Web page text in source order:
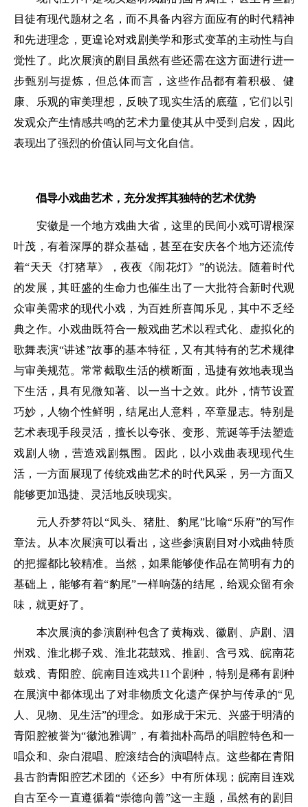
目徒有现代题材之名，而不具备内容方面应有的时代精神
和先进理念，更遑论对戏剧美学和形式变革的主动性与自
觉性了。此次展演的剧目虽然有些还需在这方面进行进一
步甄别与提炼，但总体而言，这些作品都有着积极、健
康、乐观的审美理想，反映了现实生活的底蕴，它们以引
发观众产生情感共鸣的艺术力量使其从中受到启发，因此
表现出了强烈的价值认同与文化自信。
倡导小戏曲艺术，充分发挥其独特的艺术优势
安徽是一个地方戏曲大省，这里的民间小戏可谓根深
叶茂，有着深厚的群众基础，甚至在安庆各个地方还流传
着“天天《打猪草》，夜夜《闹花灯》”的说法。随着时代
的发展，其旺盛的生命力也催生出了一大批符合新时代观
众审美需求的现代小戏，为百姓所喜闻乐见，其中不乏经
典之作。小戏曲既符合一般戏曲艺术以程式化、虚拟化的
歌舞表演“讲述”故事的基本特征，又有其特有的艺术规律
与审美规范。常常截取生活的横断面，迅捷有效地表现当
下生活，具有见微知著、以一当十之效。此外，情节设置
巧妙，人物个性鲜明，结尾出人意料，卒章显志。特别是
艺术表现手段灵活，擅长以夸张、变形、荒诞等手法塑造
戏剧人物，营造戏剧氛围。因此，以小戏曲表现现代生
活，一方面展现了传统戏曲艺术的时代风采，另一方面又
能够更加迅捷、灵活地反映现实。
元人乔梦符以“凤头、猪肚、豹尾”比喻“乐府”的写作
章法。从本次展演可以看出，这些参演剧目对小戏曲特质
的把握都比较精准。当然，如果能够使作品在简明有力的
基础上，能够有着“豹尾”一样响荡的结尾，给观众留有余
味，就更好了。
本次展演的参演剧种包含了黄梅戏、徽剧、庐剧、泗
州戏、淮北梆子戏、淮北花鼓戏、推剧、含弓戏、皖南花
鼓戏、青阳腔、皖南目连戏共11个剧种，特别是稀有剧种
在展演中都体现出了对非物质文化遗产保护与传承的“见
人、见物、见生活”的理念。如形成于宋元、兴盛于明清的
青阳腔被誉为“徽池雅调”，有着拙朴高昂的唱腔特色和一
唱众和、杂白混唱、腔滚结合的演唱特点。这些都在青阳
县古韵青阳腔艺术团的《还乡》中有所体现；皖南目连戏
自古至今一直遵循着“崇德向善”这一主题，虽然有的剧目